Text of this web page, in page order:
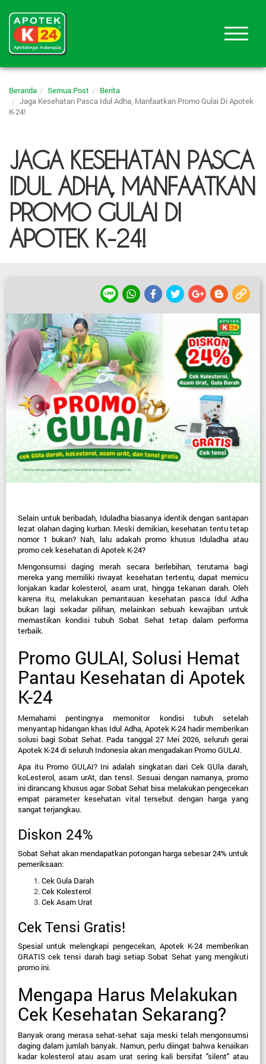
Beranda Semua Post
Berita
Jaga Kesehatan Pasca Idul Adha, Manfaatkan Promo Gulai Di Apotek
K-24!
JAGA KESEHATAN PASCA
IDUL ADHA, MANFAATKAN
PROMO GULAI DI
APOTEK K-24!
Selain untuk beribadah, Iduladha biasanya identik dengan santapan
lezat olahan daging kurban. Meski demikian, kesehatan tentu tetap
nomor 1 bukan? Nah, lalu adakah promo khusus Iduladha atau
promo cek kesehatan di Apotek K-24?
Mengonsumsi daging merah secara berlebihan, terutama bagi
mereka yang memiliki riwayat kesehatan tertentu, dapat memicu
lonjakan kadar kolesterol, asam urat, hingga tekanan darah. Oleh
karena itu, melakukan pemantauan kesehatan pasca Idul Adha
bukan lagi sekadar pilihan, melainkan sebuah kewajiban untuk
memastikan kondisi tubuh Sobat Sehat tetap dalam performa
terbaik.
Promo GULAI, Solusi Hemat
Pantau Kesehatan di Apotek
K-24
Memahami pentingnya memonitor kondisi tubuh setelah
menyantap hidangan khas Idul Adha, Apotek K-24 hadir memberikan
solusi bagi Sobat Sehat. Pada tanggal 27 Mei 2026, seluruh gerai
Apotek K-24 di seluruh Indonesia akan mengadakan Promo GULAI.
Apa itu Promo GULAI? Ini adalah singkatan dari Cek GUla darah,
koLesterol, asam urAt, dan tensI. Sesuai dengan namanya, promo
ini dirancang khusus agar Sobat Sehat bisa melakukan pengecekan
empat parameter kesehatan vital tersebut dengan harga yang
sangat terjangkau.
Diskon 24%
Sobat Sehat akan mendapatkan potongan harga sebesar 24% untuk
pemeriksaan:
Cek Gula Darah
Cek Kolesterol
Cek Asam Urat
Cek Tensi Gratis!
GRATIS cek tensi darah bagi setiap Sobat Sehat yang mengikuti
promo ini.
Mengapa Harus Melakukan
Cek Kesehatan Sekarang?
Banyak orang merasa sehat-sehat saja meski telah mengonsumsi
daging dalam jumlah banyak. Namun, perlu diingat bahwa kenaikan
kadar kolesterol atau asam urat sering kali bersifat "silent" atau